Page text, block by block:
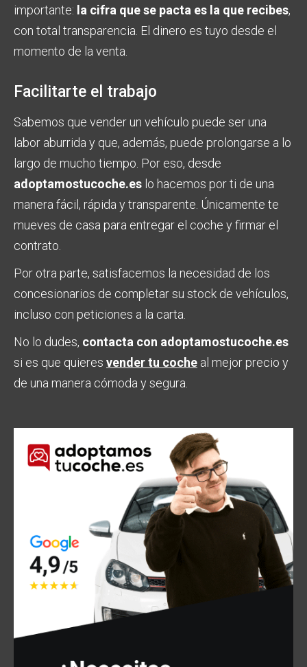
importante: la cifra que se pacta es la que recibes,
con total transparencia. El dinero es tuyo desde el
momento de la venta.
Facilitarte el trabajo
Sabemos que vender un vehículo puede ser una
labor aburrida y que, además, puede prolongarse a lo
largo de mucho tiempo. Por eso, desde
adoptamostucoche.es lo hacemos por ti de una
manera fácil, rápida y transparente. Únicamente te
mueves de casa para entregar el coche y firmar el
contrato.
Por otra parte, satisfacemos la necesidad de los
concesionarios de completar su stock de vehículos,
incluso con peticiones a la carta.
No lo dudes, contacta con adoptamostucoche.es
si es que quieres vender tu coche al mejor precio y
de una manera cómoda y segura.